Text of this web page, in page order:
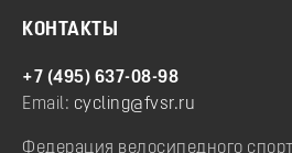
КОНТАКТЫ
+7 (495) 637-08-98
Email: cycling@fvsr.ru
Федерация велосипедного